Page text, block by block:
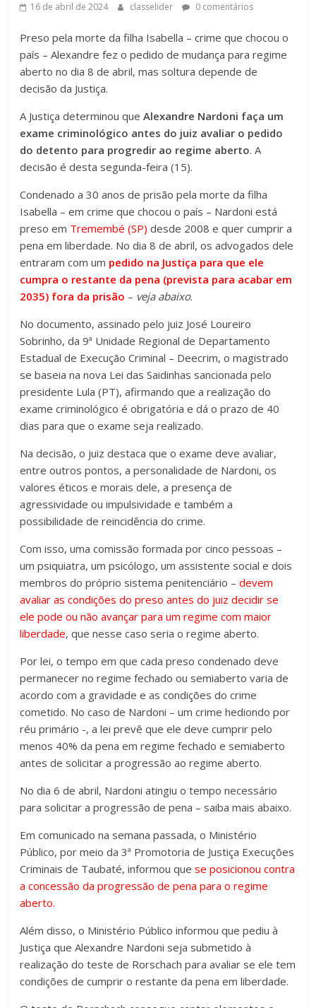
16 de abril de 2024 classelider 0 comentários
Preso pela morte da filha Isabella – crime que chocou o
país – Alexandre fez o pedido de mudança para regime
aberto no dia 8 de abril, mas soltura depende de
decisão da Justiça.
A Justiça determinou queAlexandre Nardoni faça um
exame criminológico antes do juiz avaliar o pedido
do detento para progredir ao regime aberto. A
decisão é desta segunda-feira (15).
Condenado a 30 anos de prisão pela morte da filha
Isabella – em crime que chocou o país – Nardoni está
preso em Tremembé (SP) desde 2008 e quer cumprir a
pena em liberdade. No dia 8 de abril, os advogados dele
entraram com um pedido na Justiça para que ele
cumpra o restante da pena (prevista para acabar em
2035) fora da prisão – veja abaixo.
No documento, assinado pelo juiz José Loureiro
Sobrinho, da 9ª Unidade Regional de Departamento
Estadual de Execução Criminal – Deecrim, o magistrado
se baseia na nova Lei das Saidinhas sancionada pelo
presidente Lula (PT), afirmando que a realização do
exame criminológico é obrigatória e dá o prazo de 40
dias para que o exame seja realizado.
Na decisão, o juiz destaca que o exame deve avaliar,
entre outros pontos, a personalidade de Nardoni, os
valores éticos e morais dele, a presença de
agressividade ou impulsividade e também a
possibilidade de reincidência do crime.
Com isso, uma comissão formada por cinco pessoas –
um psiquiatra, um psicólogo, um assistente social e dois
membros do próprio sistema penitenciário –devem
avaliar as condições do preso antes do juiz decidir se
ele pode ou não avançar para um regime com maior
liberdade, que nesse caso seria o regime aberto.
Por lei, o tempo em que cada preso condenado deve
permanecer no regime fechado ou semiaberto varia de
acordo com a gravidade e as condições do crime
cometido. No caso de Nardoni – um crime hediondo por
réu primário -, a lei prevê que ele deve cumprir pelo
menos 40% da pena em regime fechado e semiaberto
antes de solicitar a progressão ao regime aberto.
No dia 6 de abril, Nardoni atingiu o tempo necessário
para solicitar a progressão de pena – saiba mais abaixo.
Em comunicado na semana passada, o Ministério
Público, por meio da 3ª Promotoria de Justiça Execuções
Criminais de Taubaté, informou quese posicionou contra
a concessão da progressão de pena para o regime
aberto.
Além disso, o Ministério Público informou que pediu à
Justiça que Alexandre Nardoni seja submetido à
realização do teste de Rorschach para avaliar se ele tem
condições de cumprir o restante da pena em liberdade.